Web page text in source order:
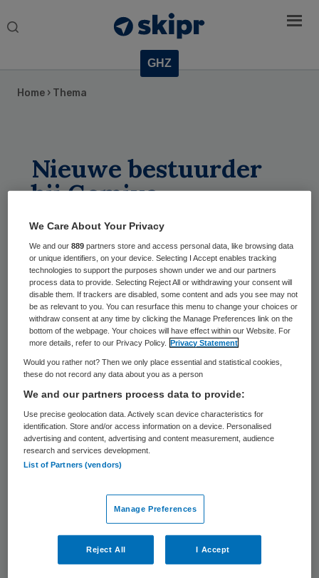
Search
GHZ
Home › Thema
Nieuwe bestuurder
bij Gemiva
06 aug 2026 Reacties
Gehandicaptenzorgorganisatie Gemiva krijgt
per 1 november een nieuwe bestuurder: Paul
Janssen.
Lees verder
04 aug
Rechter fluit Menzis terug over
toepassing wet Bibob
30 jul
Ziekteverzuim kost de zorg jaarlijks
ruim 5,8 miljard euro
29 jul
Grote brand bij zorginstelling
Youngster vermoedelijk aangestoken
We Care About Your Privacy
We and our889 partners store and access personal data, like browsing data
or unique identifiers, on your device. Selecting I Accept enables tracking
technologies to support the purposes shown under we and our partners
process data to provide. Selecting Reject All or withdrawing your consent will
disable them. If trackers are disabled, some content and ads you see may not
be as relevant to you. You can resurface this menu to change your choices or
withdraw consent at any time by clicking the Manage Preferences link on the
bottom of the webpage. Your choices will have effect within our Website. For
more details, refer to our Privacy Policy.
Privacy Statement
Would you rather not? Then we only place essential and statistical cookies,
these do not record any data about you as a person
We and our partners process data to provide:
Use precise geolocation data. Actively scan device characteristics for
identification. Store and/or access information on a device. Personalised
advertising and content, advertising and content measurement, audience
research and services development.
List of Partners (vendors)
Manage Preferences
Reject All I Accept